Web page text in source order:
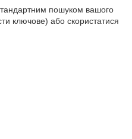
пошуком вашого
ключове) або скористатися